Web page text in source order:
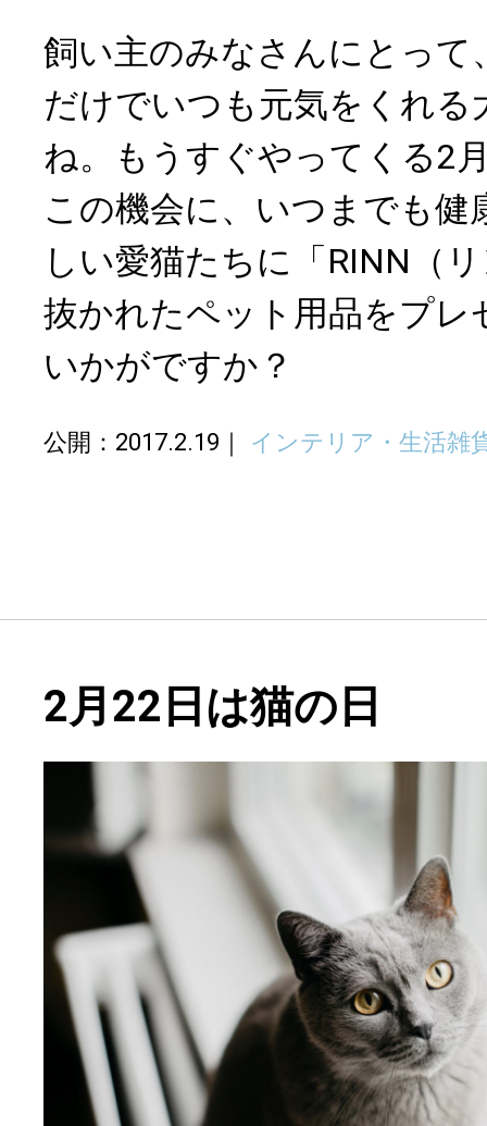
飼い主のみなさんにとって
だけでいつも元気をくれる
ね。もうすぐやってくる2
この機会に、いつまでも健
しい愛猫たちに「RINN（
抜かれたペット用品をプレ
いかがですか？
公開：2017.2.19 インテリア・生活雑
2月22日は猫の日